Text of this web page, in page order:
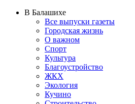
В Балашихе
Все выпуски газеты
Городская жизнь
О важном
Спорт
Культура
Благоустройство
ЖКХ
Экология
Кучино